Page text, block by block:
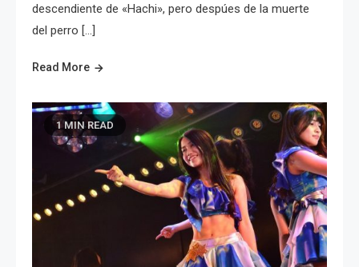
descendiente de «Hachi», pero despúes de la muerte
del perro […]
Read More
1 MIN READ